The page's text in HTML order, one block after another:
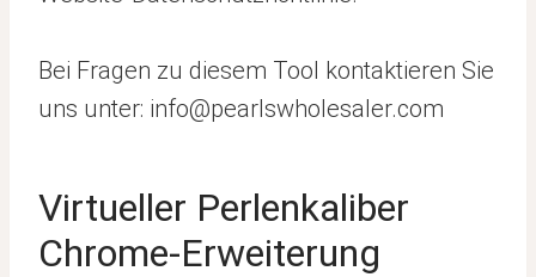
Bei Fragen zu diesem Tool kontaktieren Sie
uns unter: info@pearlswholesaler.com
Virtueller Perlenkaliber
Chrome-Erweiterung